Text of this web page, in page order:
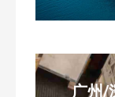
广州/